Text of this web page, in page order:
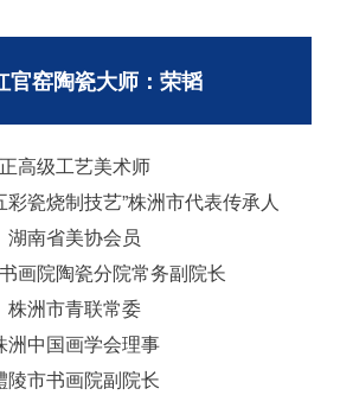
官窑陶瓷大师：荣韬
正高级工艺美术师
彩瓷烧制技艺”株洲市代表传承人
湖南省美协会员
画院陶瓷分院常务副院长
株洲市青联常委
洲中国画学会理事
陵市书画院副院长